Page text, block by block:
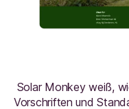
Solar Monkey weiß,
Vorschriften und